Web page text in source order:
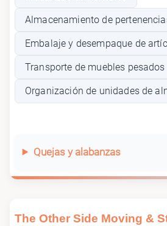
Almacenamiento de
Embalaje y desempaque de
Transporte de muebles pesados
Organización de unidades de
Quejas y alabanzas
The Other Side Moving &